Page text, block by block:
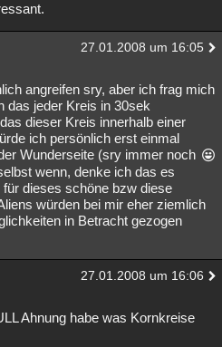
27.01.2008 um 16:05
angreifen sry, aber ich frag mich
das jeder Kreis in 30sek
dieser Kreis innerhalb einer
ich persönlich erst einmal
Wunderseite (sry immer noch
wenn, denke ich das es
dieses schöne bzw diese
würden bei mir eher ziemlich
in Betracht gezogen
27.01.2008 um 16:06
Ahnung habe was Kornkreise